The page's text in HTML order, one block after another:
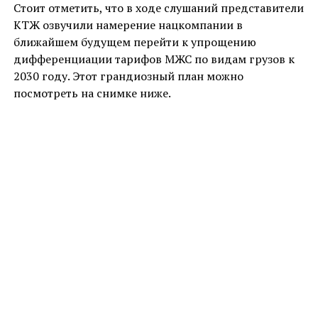
Стоит отметить, что в ходе слушаний представители
КТЖ озвучили намерение нацкомпании в
ближайшем будущем перейти к упрощению
дифференциации тарифов МЖС по видам грузов к
2030 году. Этот грандиозный план можно
посмотреть на снимке ниже.